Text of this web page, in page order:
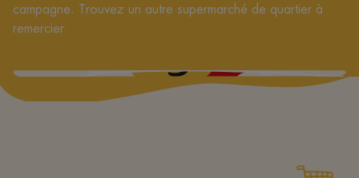
campagne. Trouvez un autre supermarché de quartier à
remercier.